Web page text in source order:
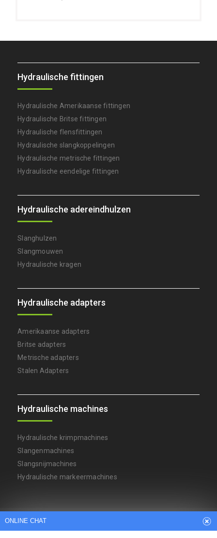
Hydraulische fittingen
Hydraulische Amerikaanse fittingen
Hydraulische Britse fittingen
Hydraulische flensfittingen
Hydraulische slangkoppelingen
Hydraulische metrische fittingen
Hydraulische eendelige fittingen
Hydraulische adereindhulzen
Slanghulzen
Slangmouwen
Hydraulische kragen
Hydraulische adapters
Amerikaanse adapters
Britse adapters
Metrische adapters
Stalen Adapters
Hydraulische machines
Hydraulische krimpmachines
Slangenmachines
Slangsnijmachines
Hydraulische markeermachines
Arabic
German
Italian Japanese Persian
ONLINE CHAT